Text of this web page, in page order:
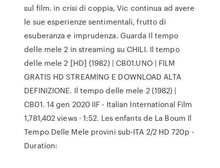
sul film. in crisi di coppia, Vic continua ad avere
le sue esperienze sentimentali, frutto di
esuberanza e imprudenza. Guarda Il tempo
delle mele 2 in streaming su CHILI. Il tempo
delle mele 2 [HD] (1982) | CB01.UNO | FILM
GRATIS HD STREAMING E DOWNLOAD ALTA
DEFINIZIONE. Il tempo delle mele 2 (1982) |
CB01. 14 gen 2020 IIF - Italian International Film
1,781,402 views · 1:52. Les enfants de La Boum Il
Tempo Delle Mele provini sub-ITA 2/2 HD 720p -
Duration: